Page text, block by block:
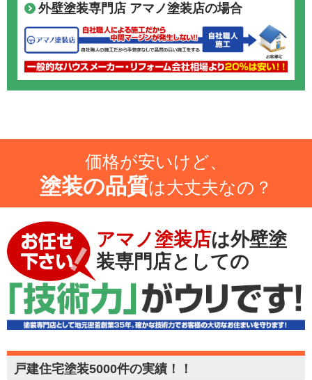
外壁塗装専門店 アマノ塗装店の場合
価格が安いけど、
塗装の品質は大丈夫なの？
アマノ塗装店は外壁塗
装専門店としての
戸建住宅塗装5000件の実績！！